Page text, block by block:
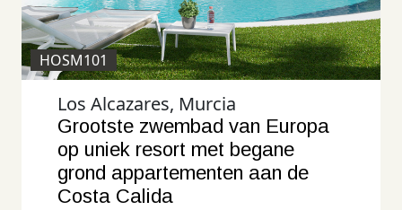
HOSM101
Los Alcazares, Murcia
Grootste zwembad van Europa
op uniek resort met begane
grond appartementen aan de
Costa Calida